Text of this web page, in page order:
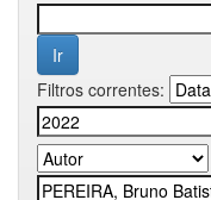
Filtros correntes: